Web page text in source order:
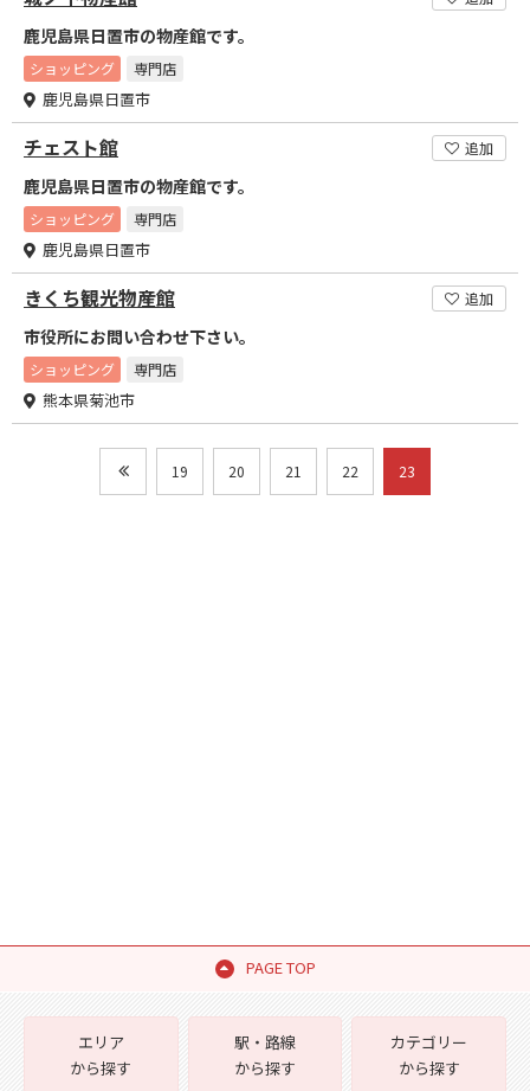
鹿児島県日置市の物産館です。
ショッピング 専門店
鹿児島県日置市
チェスト館 追加
鹿児島県日置市の物産館です。
ショッピング 専門店
鹿児島県日置市
きくち観光物産館 追加
市役所にお問い合わせ下さい。
ショッピング 専門店
熊本県菊池市
19 20 21 22 23
PAGE TOP
エリア
から探す
駅・路線
から探す
カテゴリー
から探す